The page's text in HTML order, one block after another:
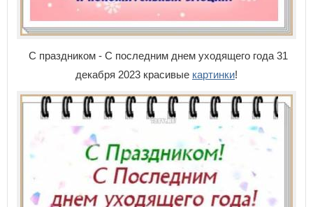
С праздником - С последним днем уходящего года 31
декабря 2023 красивые картинки!